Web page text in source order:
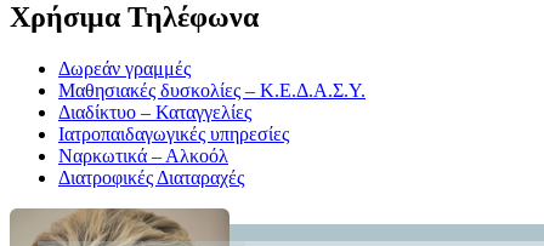
Χρήσιμα Τηλέφωνα
Δωρεάν γραμμές
Μαθησιακές δυσκολίες – Κ.Ε.Δ.Α.Σ.Υ.
Διαδίκτυο – Καταγγελίες
Ιατροπαιδαγωγικές υπηρεσίες
Ναρκωτικά – Αλκοόλ
Διατροφικές Διαταραχές